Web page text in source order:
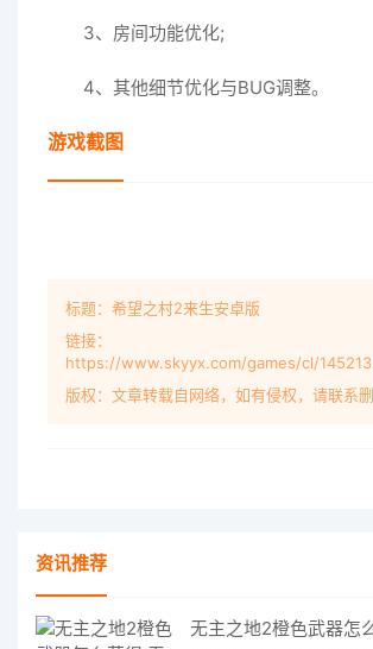
3、房间功能优化;
4、其他细节优化与BUG调整。
游戏截图
标题：希望之村2来生安卓版
链接：
https://www.skyyx.com/games/cl/
版权：文章转载自网络，如有侵权，请联系删
资讯推荐